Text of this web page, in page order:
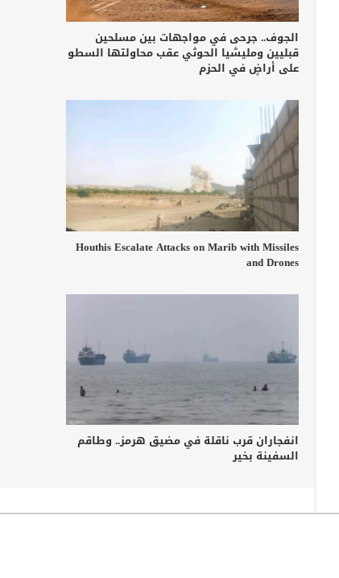
الجوف.. جرحى في مواجهات بين مسلحين
قبليين ومليشيا الحوثي عقب محاولتها السطو
على أراضٍ في الحزم
Houthis Escalate Attacks on Marib with Missiles
and Drones
انفجاران قرب ناقلة في مضيق هرمز.. وطاقم
السفينة بخير